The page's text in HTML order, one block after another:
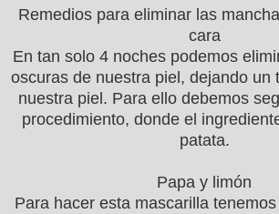
Remedios para eliminar las
cara
En tan solo 4 noches podemos
oscuras de nuestra piel, dejando un
nuestra piel. Para ello debemos
procedimiento, donde el
patata.
Papa y limón
Para hacer esta mascarilla